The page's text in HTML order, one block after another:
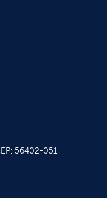
56402-051